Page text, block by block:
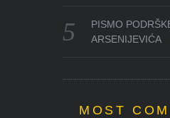
PISMO
ARSENIJEVIĆA
MOST